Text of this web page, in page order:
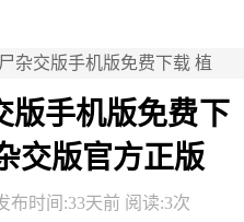
杂交版手机版免费下载 植
版手机版免费下
交版官方正版
布时间:33天前 阅读:3次